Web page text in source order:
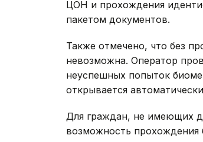
ЦОН и прохождения
пакетом документов.
Также отмечено, что без
невозможна. Оператор
неуспешных попыток
открывается
Для граждан, не имеющих
возможность